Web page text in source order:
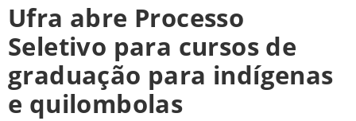
Ufra abre Processo
Seletivo para cursos de
graduação para indígenas
e quilombolas